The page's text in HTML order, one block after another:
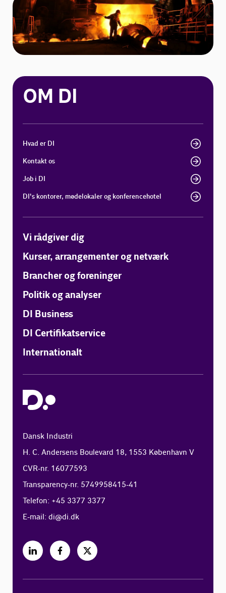
OM DI
Hvad er DI
Kontakt os
Job i DI
DI's kontorer, mødelokaler og konferencehotel
Vi rådgiver dig
Kurser, arrangementer og netværk
Brancher og foreninger
Politik og analyser
DI Business
DI Certifikatservice
Internationalt
Dansk Industri
H. C. Andersens Boulevard 18, 1553 København V
CVR-nr. 16077593
Transparency-nr. 5749958415-41
Telefon: +45 3377 3377
E-mail:di@di.dk